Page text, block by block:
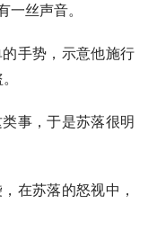
丝声音。
手势，示意他施行
，于是苏落很明
苏落的怒视中，